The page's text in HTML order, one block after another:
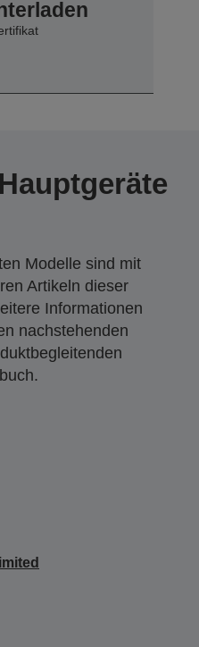
Modelle sind mit
Artikeln dieser
Informationen
nachstehenden